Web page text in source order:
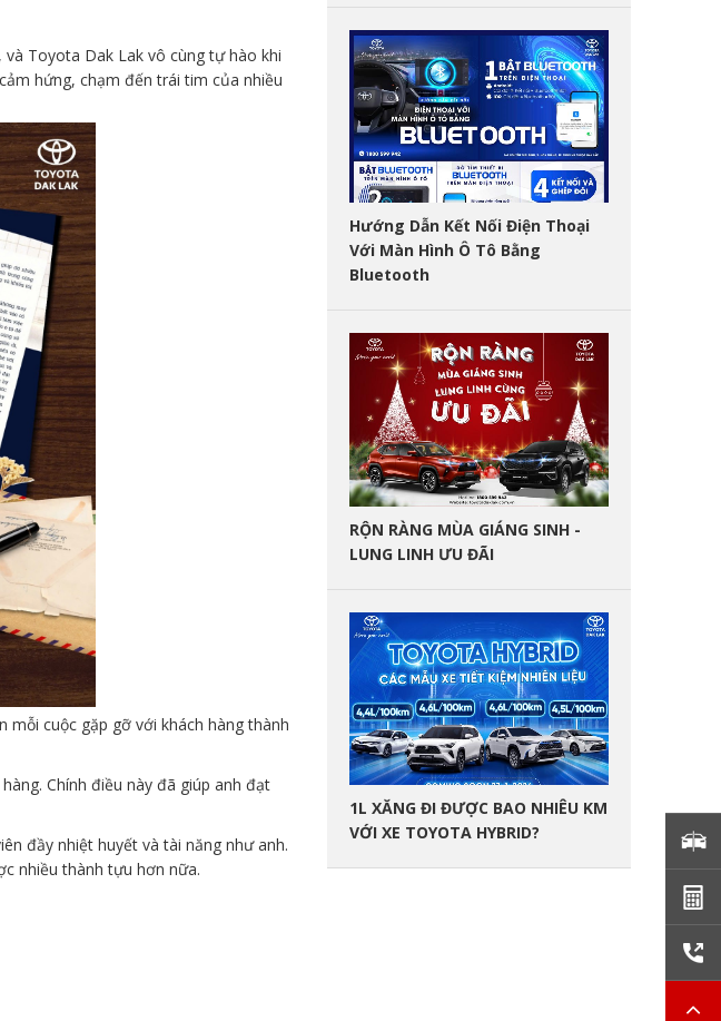
Toyota Dak Lak vô cùng tự hào khi
hứng, chạm đến trái tim của nhiều
mỗi cuộc gặp gỡ với khách hàng thành
Chính điều này đã giúp anh đạt
đầy nhiệt huyết và tài năng như anh.
nhiều thành tựu hơn nữa.
Hướng Dẫn Kết Nối Điện Thoại
Với Màn Hình Ô Tô Bằng
Bluetooth
RỘN RÀNG MÙA GIÁNG SINH -
LUNG LINH ƯU ĐÃI
1L XĂNG ĐI ĐƯỢC BAO NHIÊU KM
VỚI XE TOYOTA HYBRID?